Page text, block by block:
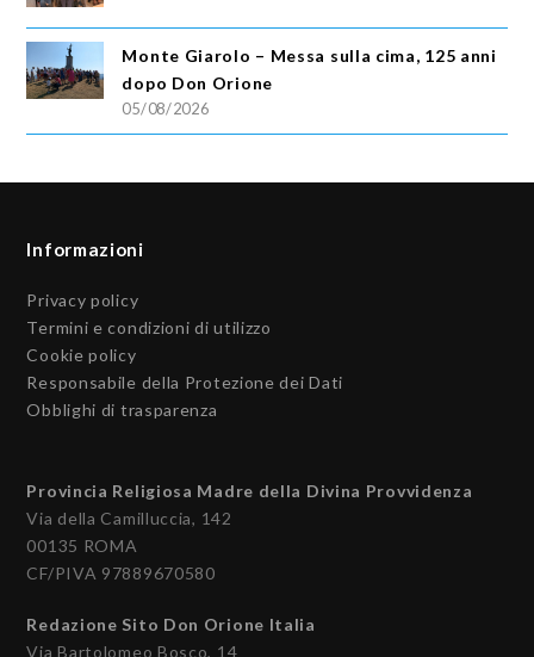
Monte Giarolo – Messa sulla cima, 125 anni
dopo Don Orione
05/08/2026
Informazioni
Privacy policy
Termini e condizioni di utilizzo
Cookie policy
Responsabile della Protezione dei Dati
Obblighi di trasparenza
Provincia Religiosa Madre della Divina Provvidenza
Via della Camilluccia, 142
00135 ROMA
CF/PIVA 97889670580
Redazione Sito Don Orione Italia
Via Bartolomeo Bosco, 14